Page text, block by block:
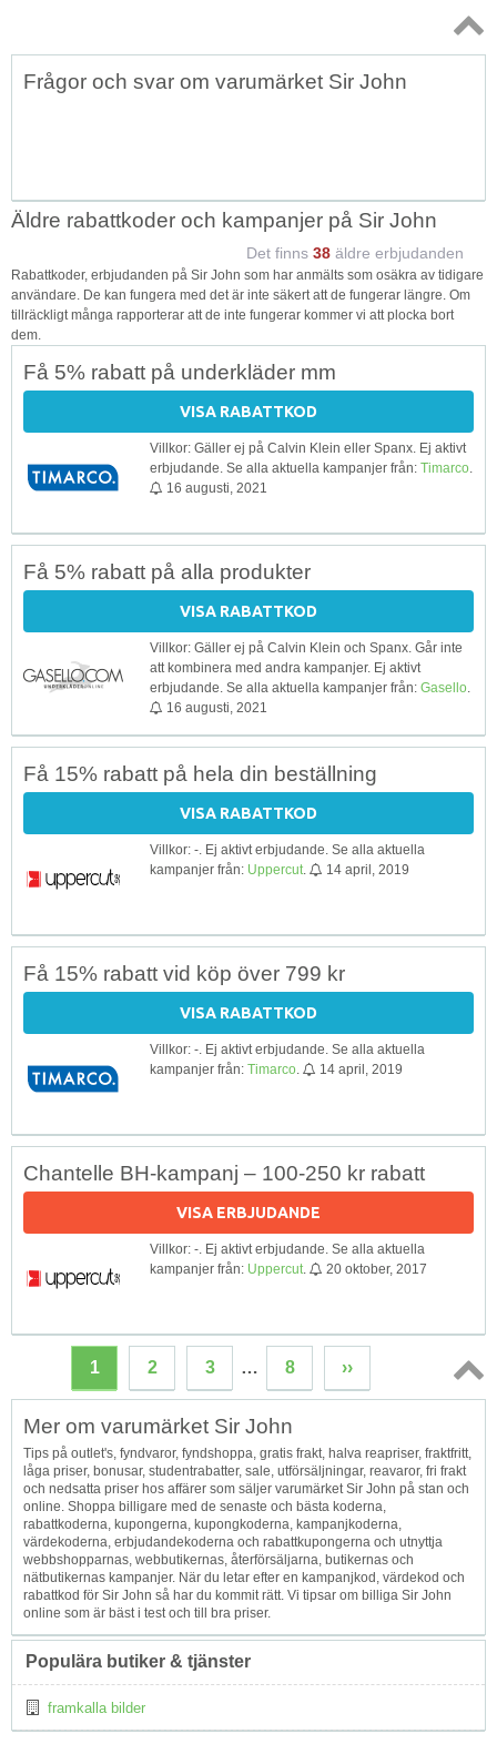
Topp
Frågor och svar om varumärket Sir John
Äldre rabattkoder och kampanjer på Sir John
Det finns 38 äldre erbjudanden
Rabattkoder, erbjudanden på Sir John som har anmälts som osäkra av tidigare
användare. De kan fungera med det är inte säkert att de fungerar längre. Om
tillräckligt många rapporterar att de inte fungerar kommer vi att plocka bort
dem.
Få 5% rabatt på underkläder mm
VISA RABATTKOD
Villkor: Gäller ej på Calvin Klein eller Spanx. Ej aktivt
erbjudande. Se alla aktuella kampanjer från: Timarco
16 augusti, 2021
Få 5% rabatt på alla produkter
VISA RABATTKOD
Villkor: Gäller ej på Calvin Klein och Spanx. Går inte
att kombinera med andra kampanjer. Ej aktivt
erbjudande. Se alla aktuella kampanjer från: Gasello
16 augusti, 2021
Få 15% rabatt på hela din beställning
VISA RABATTKOD
Villkor: -. Ej aktivt erbjudande. Se alla aktuella
kampanjer från: Uppercut 14 april, 2019
Få 15% rabatt vid köp över 799 kr
VISA RABATTKOD
Villkor: -. Ej aktivt erbjudande. Se alla aktuella
kampanjer från: Timarco 14 april, 2019
Chantelle BH-kampanj – 100-250 kr rabatt
VISA ERBJUDANDE
Villkor: -. Ej aktivt erbjudande. Se alla aktuella
kampanjer från: Uppercut 20 oktober, 2017
1 2 3 … 8 ››
Topp
Mer om varumärket Sir John
Tips på outlet's, fyndvaror, fyndshoppa, gratis frakt, halva reapriser, fraktfritt,
låga priser, bonusar, studentrabatter, sale, utförsäljningar, reavaror, fri frakt
och nedsatta priser hos affärer som säljer varumärket Sir John på stan och
online. Shoppa billigare med de senaste och bästa koderna,
rabattkoderna, kupongerna, kupongkoderna, kampanjkoderna,
värdekoderna, erbjudandekoderna och rabattkupongerna och utnyttja
webbshopparnas, webbutikernas, återförsäljarna, butikernas och
nätbutikernas kampanjer. När du letar efter en kampanjkod, värdekod och
rabattkod för Sir John så har du kommit rätt. Vi tipsar om billiga Sir John
online som är bäst i test och till bra priser.
Populära butiker & tjänster
framkalla bilder